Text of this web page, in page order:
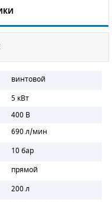
винтовой
5 кВт
400 В
690 л/мин
10 бар
прямой
200 л